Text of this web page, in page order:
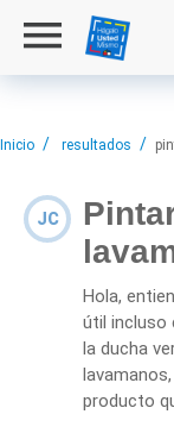
Inicio resultados
JC
Hola,
útil incluso
la ducha
producto